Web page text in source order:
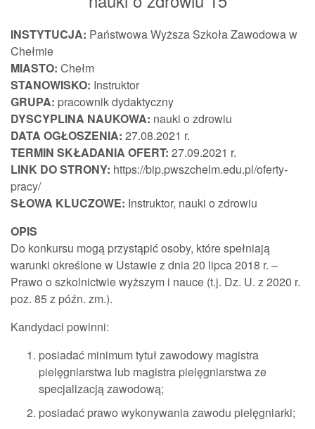
INSTYTUCJA: Państwowa Wyższa Szkoła Zawodowa w
Chełmie
MIASTO: Chełm
STANOWISKO: Instruktor
GRUPA: pracownik dydaktyczny
DYSCYPLINA NAUKOWA: nauki o zdrowiu
DATA OGŁOSZENIA: 27.08.2021 r.
TERMIN SKŁADANIA OFERT: 27.09.2021 r.
LINK DO STRONY: https://bip.pwszchelm.edu.pl/oferty-
pracy/
SŁOWA KLUCZOWE: Instruktor, nauki o zdrowiu
OPIS
Do konkursu mogą przystąpić osoby, które spełniają
warunki określone w Ustawie z dnia 20 lipca 2018 r. –
Prawo o szkolnictwie wyższym i nauce (t.j. Dz. U. z 2020 r.
poz. 85 z późn. zm.).
Kandydaci powinni:
posiadać minimum tytuł zawodowy magistra
pielęgniarstwa lub magistra pielęgniarstwa ze
specjalizacją zawodową;
posiadać prawo wykonywania zawodu pielęgniarki;